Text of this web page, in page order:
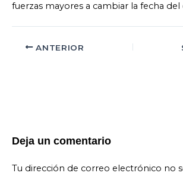
fuerzas mayores a cambiar la fecha del
ANTERIOR
Deja un comentario
Tu dirección de correo electrónico no